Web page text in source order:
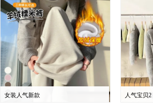
女装人气新款 人气宝贝2